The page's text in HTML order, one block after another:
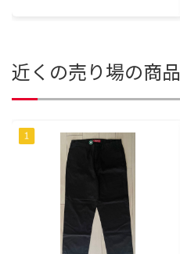
近くの売り場の商品